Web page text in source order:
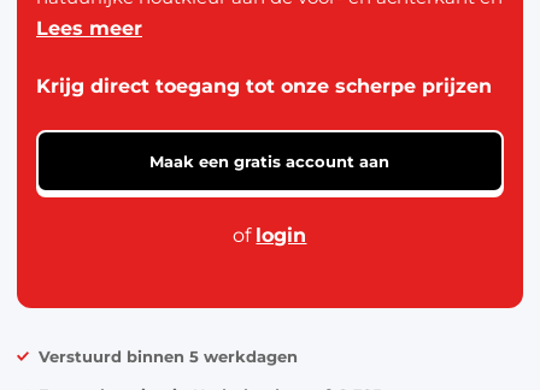
een witte zijkant. Het eenvoudige silhouet en de
item voor het voorjaar of Pasen.
Lees meer
Krijg direct toegang tot onze scherpe prijzen
Maak een gratis account aan
of login
Verstuurd binnen 5 werkdagen